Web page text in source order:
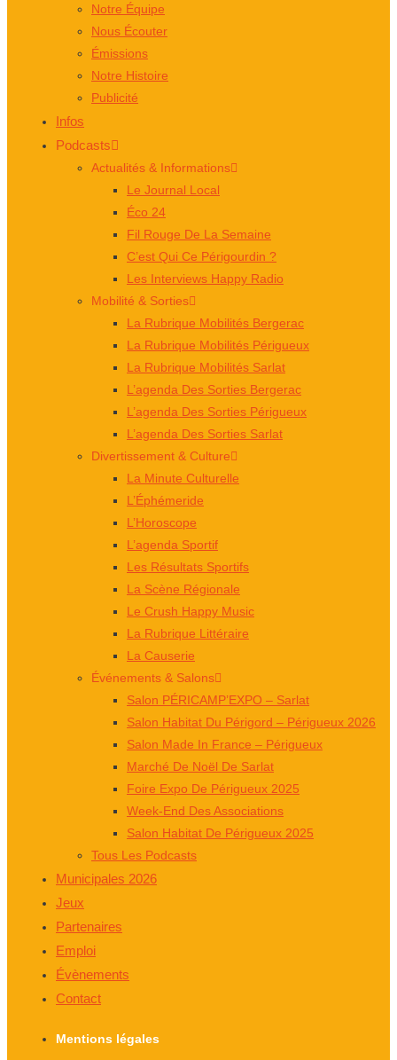
Notre Équipe
Nous Écouter
Émissions
Notre Histoire
Publicité
Infos
Podcasts
Actualités & Informations
Le Journal Local
Éco 24
Fil Rouge De La Semaine
C’est Qui Ce Périgourdin ?
Les Interviews Happy Radio
Mobilité & Sorties
La Rubrique Mobilités Bergerac
La Rubrique Mobilités Périgueux
La Rubrique Mobilités Sarlat
L’agenda Des Sorties Bergerac
L’agenda Des Sorties Périgueux
L’agenda Des Sorties Sarlat
Divertissement & Culture
La Minute Culturelle
L’Éphémeride
L’Horoscope
L’agenda Sportif
Les Résultats Sportifs
La Scène Régionale
Le Crush Happy Music
La Rubrique Littéraire
La Causerie
Événements & Salons
Salon PÉRICAMP’EXPO – Sarlat
Salon Habitat Du Périgord – Périgueux 2026
Salon Made In France – Périgueux
Marché De Noël De Sarlat
Foire Expo De Périgueux 2025
Week-End Des Associations
Salon Habitat De Périgueux 2025
Tous Les Podcasts
Municipales 2026
Jeux
Partenaires
Emploi
Évènements
Contact
Mentions légales